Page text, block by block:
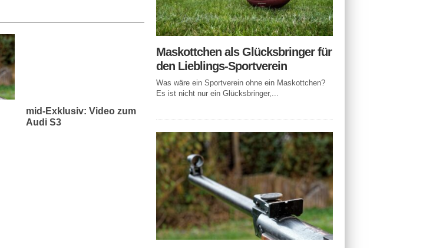
mid-Exklusiv: Video zum
Audi S3
Maskottchen als Glücksbringer für
den Lieblings-Sportverein
Was wäre ein Sportverein ohne ein Maskottchen?
Es ist nicht nur ein Glücksbringer,...